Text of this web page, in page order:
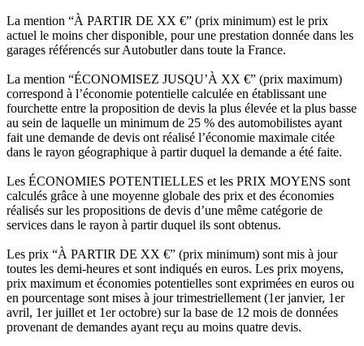
La mention “À PARTIR DE XX €” (prix minimum) est le prix
actuel le moins cher disponible, pour une prestation donnée dans les
garages référencés sur Autobutler dans toute la France.
La mention “ÉCONOMISEZ JUSQU’À XX €” (prix maximum)
correspond à l’économie potentielle calculée en établissant une
fourchette entre la proposition de devis la plus élevée et la plus basse
au sein de laquelle un minimum de 25 % des automobilistes ayant
fait une demande de devis ont réalisé l’économie maximale citée
dans le rayon géographique à partir duquel la demande a été faite.
Les ÉCONOMIES POTENTIELLES et les PRIX MOYENS sont
calculés grâce à une moyenne globale des prix et des économies
réalisés sur les propositions de devis d’une même catégorie de
services dans le rayon à partir duquel ils sont obtenus.
Les prix “À PARTIR DE XX €” (prix minimum) sont mis à jour
toutes les demi-heures et sont indiqués en euros. Les prix moyens,
prix maximum et économies potentielles sont exprimées en euros ou
en pourcentage sont mises à jour trimestriellement (1er janvier, 1er
avril, 1er juillet et 1er octobre) sur la base de 12 mois de données
provenant de demandes ayant reçu au moins quatre devis.